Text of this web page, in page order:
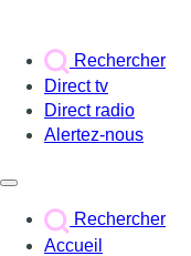
Rechercher
Direct tv
Direct radio
Alertez-nous
Rechercher
Accueil